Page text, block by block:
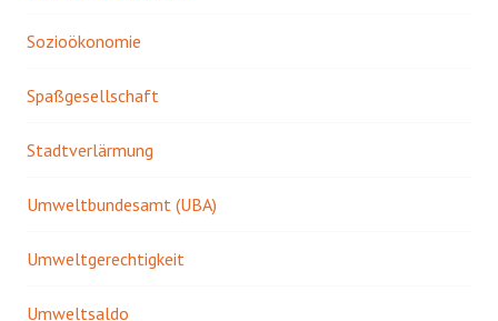
Sozioökonomie
Spaßgesellschaft
Stadtverlärmung
Umweltbundesamt (UBA)
Umweltgerechtigkeit
Umweltsaldo